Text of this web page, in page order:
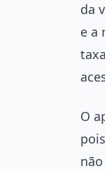
da
e a
O